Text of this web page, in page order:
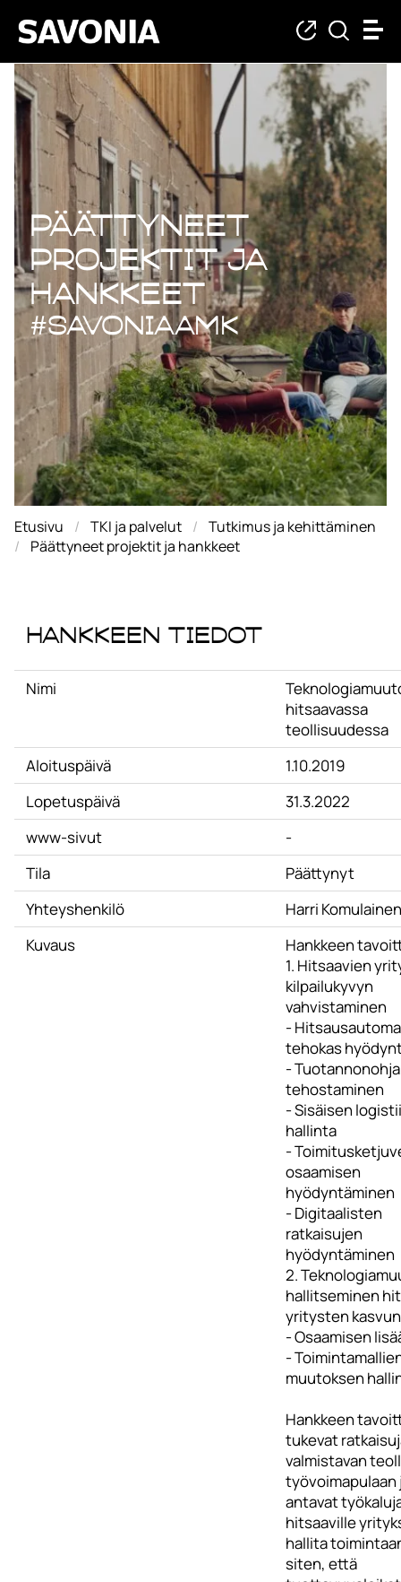
Päättyneet
Päättyneet
projektit ja
hankkeet
#savoniaAMK
Etusivu TKI ja palvelut
Tutkimus ja kehittäminen
Päättyneet projektit ja hankkeet
Hankkeen tiedot
Nimi
hitsaavassa
teollisuudessa
Aloituspäivä
1.10.2019
Lopetuspäivä
31.3.2022
www-sivut
-
Tila
Päättynyt
Yhteyshenkilö
Harri Komulainen
Kuvaus
Hankkeen
1. Hitsaavien
kilpailukyvyn
vahvistaminen
-
tehokas
-
tehostaminen
- Sisäisen
hallinta
-
osaamisen
hyödyntäminen
- Digitaalisten
ratkaisujen
hyödyntäminen
2.
hallitseminen
yritysten
- Osaamisen
-
muutoksen
Hankkeen
tukevat
valmistavan
työvoimapulaan
antavat
hitsaaville
hallita
siten, että